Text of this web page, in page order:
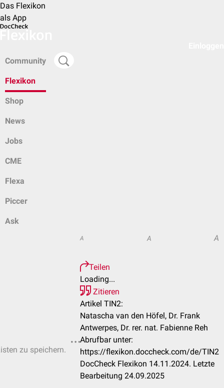
Das Flexikon
als App
Community
Flexikon
Shop
News
Jobs
CME
Flexa
Piccer
Ask
zu speichern.
A A A
Teilen
Loading...
Zitieren
Artikel TIN2:
Natascha van den Höfel, Dr. Frank
Antwerpes, Dr. rer. nat. Fabienne Reh
Abrufbar unter:
https://flexikon.doccheck.com/de/TIN2
DocCheck Flexikon 14.11.2024. Letzte
Bearbeitung 24.09.2025